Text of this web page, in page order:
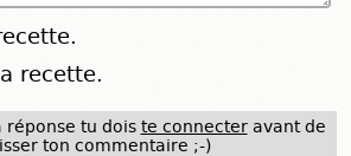
recette.
réponse tu dois te connecteravant de
ton commentaire ;-)